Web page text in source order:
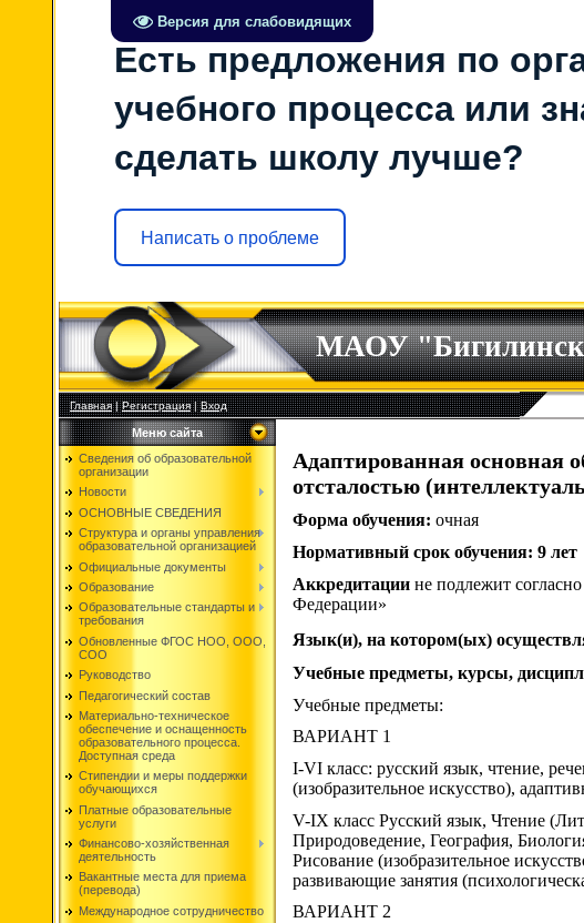
Версия для слабовидящих
Есть предложения по
учебного процесса или
сделать школу лучше?
Написать о проблеме
МАОУ
Главная|Регистрация|Вход
Меню сайта
Сведения об образовательной
организации
Новости
ОСНОВНЫЕ СВЕДЕНИЯ
Структура и органы управления
образовательной организацией
Официальные документы
Образование
Образовательные стандарты и
требования
Обновленные ФГОС НОО, ООО,
СОО
Руководство
Педагогический состав
Материально-техническое
обеспечение и оснащенность
образовательного процесса.
Доступная среда
Стипендии и меры поддержки
обучающихся
Платные образовательные
услуги
Финансово-хозяйственная
деятельность
Вакантные места для приема
(перевода)
Международное сотрудничество
Адаптированная основная
отсталостью
Форма обучения: очная
Нормативный срок обучения: 9 лет
Аккредитации не подлежит
Федерации»
Язык(и), на котором(ых)
Учебные предметы, курсы,
Учебные предметы:
ВАРИАНТ 1
I-VI класс: русский язык, чтение,
(изобразительное искусство),
V-IX класс Русский язык, Чтение
Природоведение, География,
Рисование (изобразительное
развивающие занятия
ВАРИАНТ 2